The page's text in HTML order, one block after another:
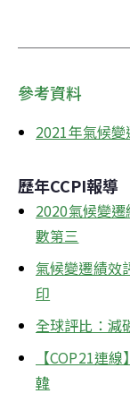
參考資料
2021年氣候
歷年CCPI報導
2020氣候變
數第三
氣候變遷績效
印
全球評比：減
【COP21連
韓